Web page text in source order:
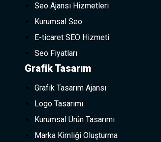
Seo Ajansı Hizmetleri
Kurumsal Seo
E-ticaret SEO Hizmeti
Seo Fiyatları
Grafik Tasarım
Grafik Tasarım Ajansı
Logo Tasarımı
Kurumsal Ürün Tasarımı
Marka Kimliği Oluşturma